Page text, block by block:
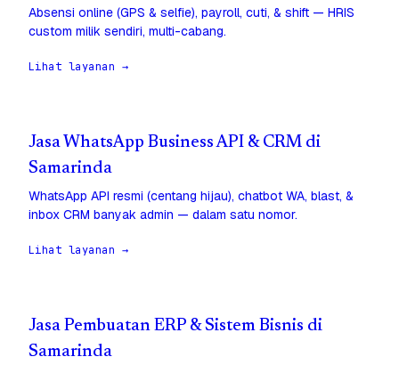
Absensi online (GPS & selfie), payroll, cuti, & shift — HRIS
custom milik sendiri, multi-cabang.
Lihat layanan →
Jasa WhatsApp Business API & CRM di
Samarinda
WhatsApp API resmi (centang hijau), chatbot WA, blast, &
inbox CRM banyak admin — dalam satu nomor.
Lihat layanan →
Jasa Pembuatan ERP & Sistem Bisnis di
Samarinda